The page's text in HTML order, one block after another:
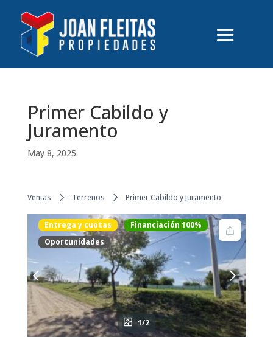
Primer Cabildo y
Juramento
May 8, 2025
Ventas Terrenos Primer Cabildo y Juramento
Entrega y cuotas
Financiación 100%
Oportunidades
1/2